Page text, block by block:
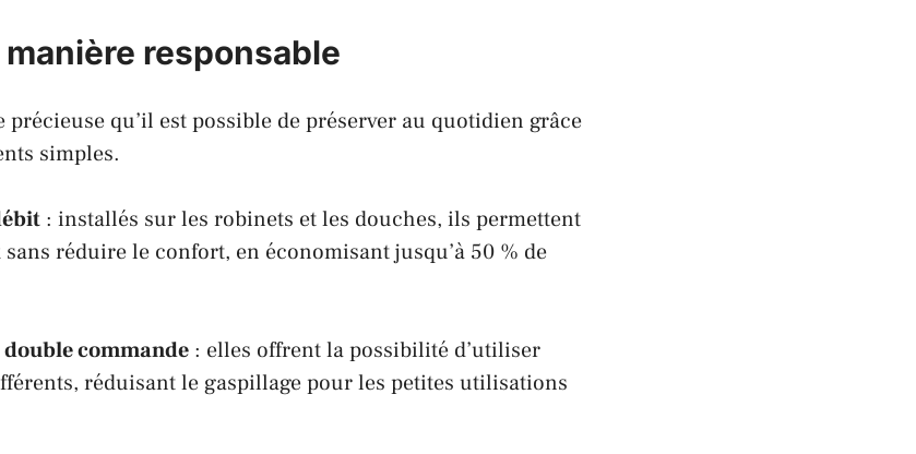
manière responsable
précieuse qu’il est possible de préserver au quotidien grâce
simples.
: installés sur les robinets et les douches, ils permettent
réduire le confort, en économisant jusqu’à 50 % de
double commande : elles offrent la possibilité d’utiliser
réduisant le gaspillage pour les petites utilisations